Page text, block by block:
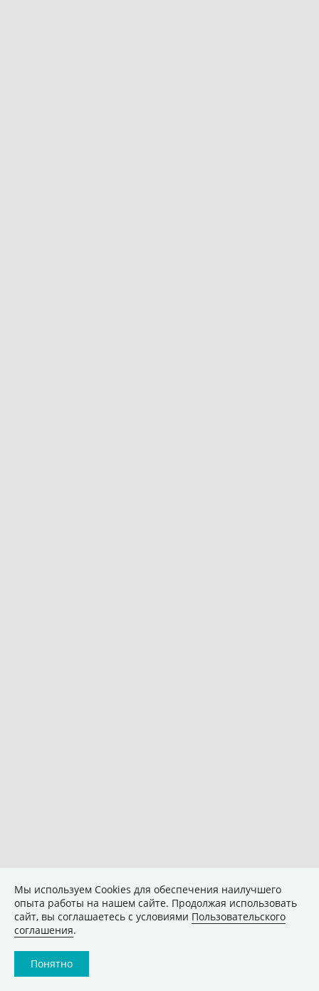
Мы используем Сookies для обеспечения наилучшего
опыта работы на нашем сайте. Продолжая использовать
сайт, вы соглашаетесь с условиями Пользовательского
соглашения.
Понятно